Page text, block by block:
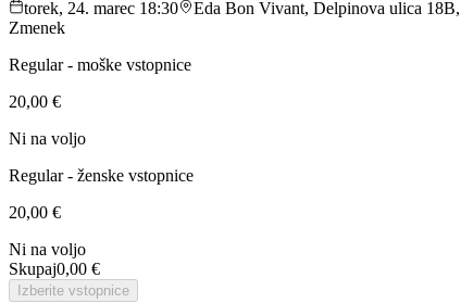
torek, 24. marec 18:30 Eda Bon Vivant, Delpinova ulica
Zmenek
Regular - moške vstopnice
20,00 €
Ni na voljo
Regular - ženske vstopnice
20,00 €
Ni na voljo
Skupaj0,00 €
Izberite vstopnice